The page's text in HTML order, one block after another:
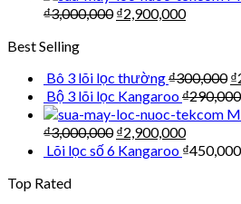
₫3,000,000 ₫2,900,000
Best Selling
Bô 3 lõi lọc thường₫300,000 ₫
Bộ 3 lõi lọc Kangaroo₫290,000
₫3,000,000 ₫2,900,000
Lõi lọc số 6 Kangaroo ₫450,000
Top Rated